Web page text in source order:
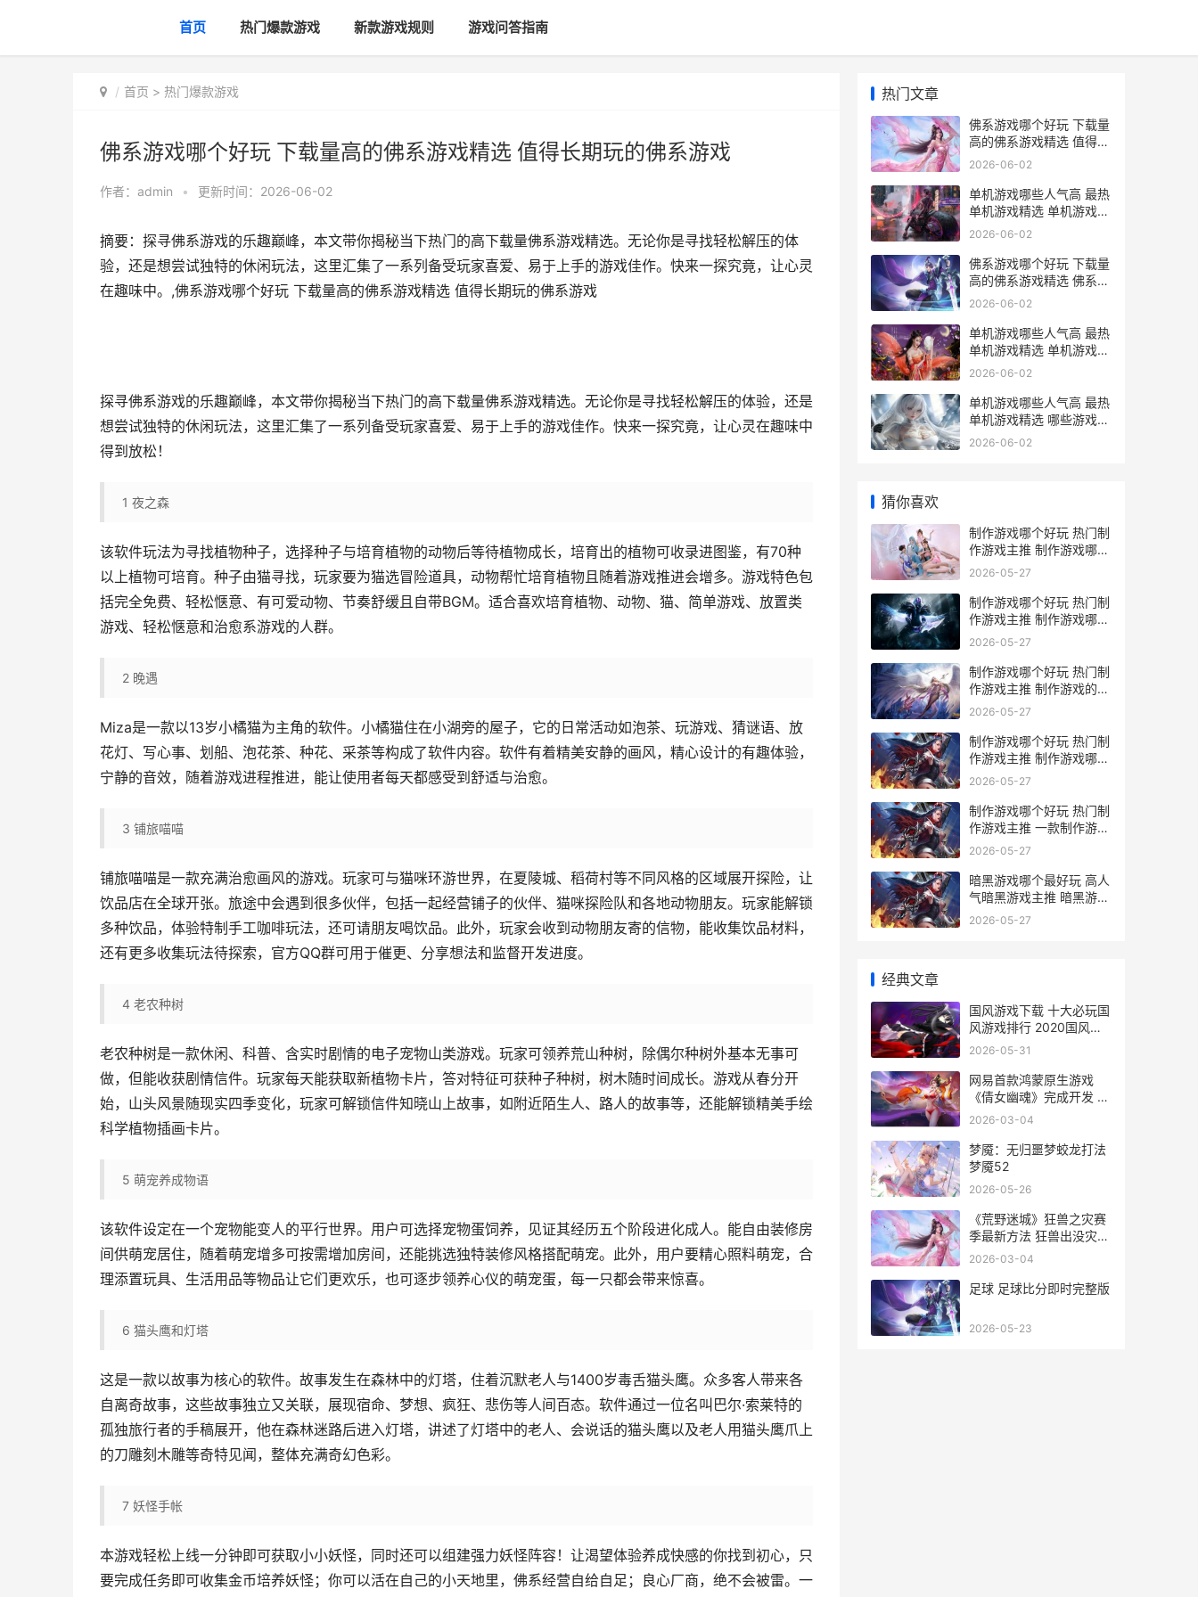
首页 热门爆款游戏 新款游戏规则 游戏问答指南
首页 > 热门爆款游戏
佛系游戏哪个好玩 下载量高的佛系游戏精选 值得长期玩的佛系游戏
作者： admin • 更新时间：2026-06-02
摘要：探寻佛系游戏的乐趣巅峰，本文带你揭秘当下热门的高下载量佛系游戏精选。无论你是寻找轻松解压的体
验，还是想尝试独特的休闲玩法，这里汇集了一系列备受玩家喜爱、易于上手的游戏佳作。快来一探究竟，让心灵
在趣味中。,佛系游戏哪个好玩 下载量高的佛系游戏精选 值得长期玩的佛系游戏
探寻佛系游戏的乐趣巅峰，本文带你揭秘当下热门的高下载量佛系游戏精选。无论你是寻找轻松解压的体验，还是
想尝试独特的休闲玩法，这里汇集了一系列备受玩家喜爱、易于上手的游戏佳作。快来一探究竟，让心灵在趣味中
得到放松！
1 夜之森
该软件玩法为寻找植物种子，选择种子与培育植物的动物后等待植物成长，培育出的植物可收录进图鉴，有70种
以上植物可培育。种子由猫寻找，玩家要为猫选冒险道具，动物帮忙培育植物且随着游戏推进会增多。游戏特色包
括完全免费、轻松惬意、有可爱动物、节奏舒缓且自带BGM。适合喜欢培育植物、动物、猫、简单游戏、放置类
游戏、轻松惬意和治愈系游戏的人群。
2 晚遇
Miza是一款以13岁小橘猫为主角的软件。小橘猫住在小湖旁的屋子，它的日常活动如泡茶、玩游戏、猜谜语、放
花灯、写心事、划船、泡花茶、种花、采茶等构成了软件内容。软件有着精美安静的画风，精心设计的有趣体验，
宁静的音效，随着游戏进程推进，能让使用者每天都感受到舒适与治愈。
3 铺旅喵喵
铺旅喵喵是一款充满治愈画风的游戏。玩家可与猫咪环游世界，在夏陵城、稻荷村等不同风格的区域展开探险，让
饮品店在全球开张。旅途中会遇到很多伙伴，包括一起经营铺子的伙伴、猫咪探险队和各地动物朋友。玩家能解锁
多种饮品，体验特制手工咖啡玩法，还可请朋友喝饮品。此外，玩家会收到动物朋友寄的信物，能收集饮品材料，
还有更多收集玩法待探索，官方QQ群可用于催更、分享想法和监督开发进度。
4 老农种树
老农种树是一款休闲、科普、含实时剧情的电子宠物山类游戏。玩家可领养荒山种树，除偶尔种树外基本无事可
做，但能收获剧情信件。玩家每天能获取新植物卡片，答对特征可获种子种树，树木随时间成长。游戏从春分开
始，山头风景随现实四季变化，玩家可解锁信件知晓山上故事，如附近陌生人、路人的故事等，还能解锁精美手绘
科学植物插画卡片。
5 萌宠养成物语
该软件设定在一个宠物能变人的平行世界。用户可选择宠物蛋饲养，见证其经历五个阶段进化成人。能自由装修房
间供萌宠居住，随着萌宠增多可按需增加房间，还能挑选独特装修风格搭配萌宠。此外，用户要精心照料萌宠，合
理添置玩具、生活用品等物品让它们更欢乐，也可逐步领养心仪的萌宠蛋，每一只都会带来惊喜。
6 猫头鹰和灯塔
这是一款以故事为核心的软件。故事发生在森林中的灯塔，住着沉默老人与1400岁毒舌猫头鹰。众多客人带来各
自离奇故事，这些故事独立又关联，展现宿命、梦想、疯狂、悲伤等人间百态。软件通过一位名叫巴尔·索莱特的
孤独旅行者的手稿展开，他在森林迷路后进入灯塔，讲述了灯塔中的老人、会说话的猫头鹰以及老人用猫头鹰爪上
的刀雕刻木雕等奇特见闻，整体充满奇幻色彩。
7 妖怪手帐
本游戏轻松上线一分钟即可获取小小妖怪，同时还可以组建强力妖怪阵容！让渴望体验养成快感的你找到初心，只
要完成任务即可收集金币培养妖怪；你可以活在自己的小天地里，佛系经营自给自足；良心厂商，绝不会被雷。一
热门文章
佛系游戏哪个好玩 下载量
高的佛系游戏精选 值得长
期玩的佛系游戏
2026-06-02
单机游戏哪些人气高 最热
单机游戏精选 单机游戏适
合什么人玩
2026-06-02
佛系游戏哪个好玩 下载量
高的佛系游戏精选 佛系游
戏玩家
2026-06-02
单机游戏哪些人气高 最热
单机游戏精选 单机游戏什
么
2026-06-02
单机游戏哪些人气高 最热
单机游戏精选 哪些游戏是
单机
2026-06-02
猜你喜欢
制作游戏哪个好玩 热门制
作游戏主推 制作游戏哪个
好用
2026-05-27
制作游戏哪个好玩 热门制
作游戏主推 制作游戏哪个
好用
2026-05-27
制作游戏哪个好玩 热门制
作游戏主推 制作游戏的软
件叫什么名字
2026-05-27
制作游戏哪个好玩 热门制
作游戏主推 制作游戏哪个
好赚钱
2026-05-27
制作游戏哪个好玩 热门制
作游戏主推 一款制作游戏
的游戏
2026-05-27
暗黑游戏哪个最好玩 高人
气暗黑游戏主推 暗黑游戏
哪个最恐怖
2026-05-27
经典文章
国风游戏下载 十大必玩国
风游戏排行 2020国风游
戏
2026-05-31
网易首款鸿蒙原生游戏
《倩女幽魂》完成开发 商
业化版本已就绪 鸿蒙系统
2026-03-04
梦魇：无归噩梦蛟龙打法
梦魇52
2026-05-26
《荒野迷城》狂兽之灾赛
季最新方法 狂兽出没灾难
再临 荒野迷城地图
2026-03-04
足球 足球比分即时完整版
2026-05-23